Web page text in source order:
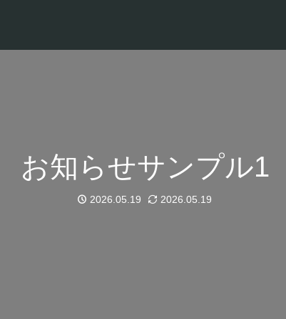
お知らせサンプル1
2026.05.19 2026.05.19